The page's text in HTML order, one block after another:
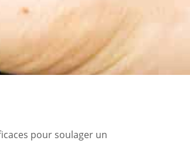
pour soulager un